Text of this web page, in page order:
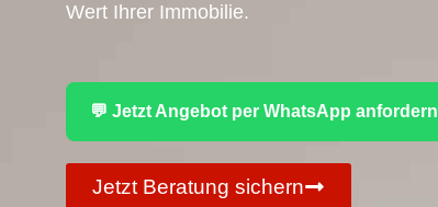
Wert Ihrer Immobilie.
💬 Jetzt Angebot per WhatsApp anfordern
Jetzt Beratung sichern